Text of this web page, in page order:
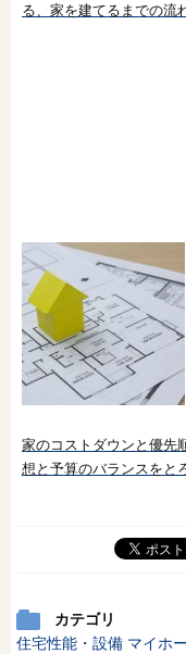
る、家を建てるまでの流
家のコストダウンと優先
想と予算のバランスをと
カテゴリ
住宅性能・設備 マイホ